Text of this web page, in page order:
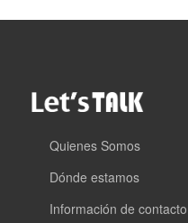
Quienes Somos
Dónde estamos
Información de contacto